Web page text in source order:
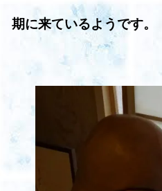
期に来ているようです。